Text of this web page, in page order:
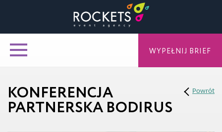
KONFERENCJA
PARTNERSKA BODIRUS
Powrót
WYPEŁNIJ BRIEF